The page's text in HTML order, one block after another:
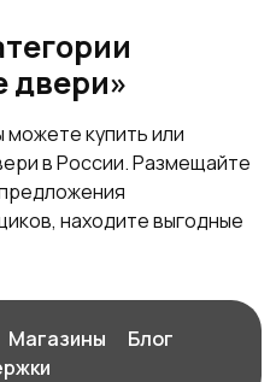
двери»
купить или
в России. Размещайте
находите выгодные
Магазины
Блог